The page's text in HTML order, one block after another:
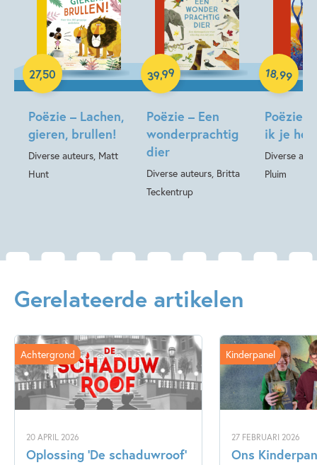
Poëzie – Lachen,
gieren, brullen!
Diverse auteurs, Matt
Hunt
27,50
Hardcover
Poëzie – Een
wonderprachtig
dier
Diverse auteurs, Britta
Teckentrup
39,99
Hardcover
Poëzie
ik je heb
Diverse
Pluim
18,99
Hardcover
Gerelateerde artikelen
20 APRIL 2026
Oplossing ‘De schaduwroof’
Achtergrond
27 FEBRUARI 2026
Ons
Kinderpanel